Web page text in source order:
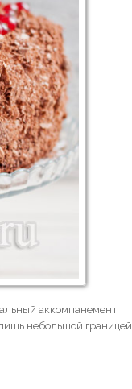
аккомпанемент
небольшой границей,